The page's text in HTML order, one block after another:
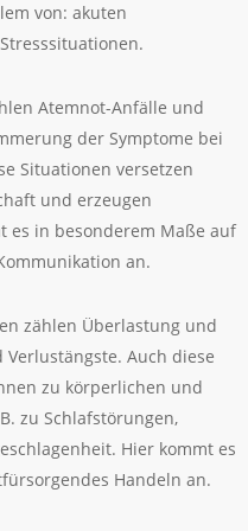
von: akuten
Atemnot-Anfälle und
der Symptome bei
Situationen versetzen
und erzeugen
es in besonderem Maße auf
an.
zählen Überlastung und
Auch diese
zu körperlichen und
zu Schlafstörungen,
Hier kommt es
Handeln an.